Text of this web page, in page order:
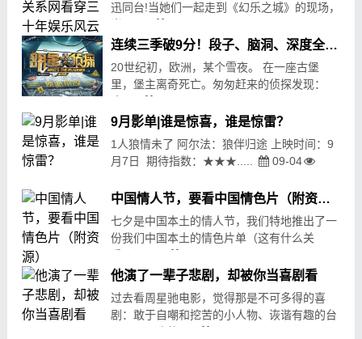
迅同台!当她们一起走到《幻乐之城》的现场，
连续三季破9分！段子、脑洞、深度全都有，这国产综艺果然不简单…
20世纪初，欧洲，某个雪夜。 在一座古堡
里，堡主离奇死亡。匆匆赶来的侦探发现：
9月影单|谁是惊喜，谁是惊雷？
1人狼情未了 阿尔法：狼伴归途 上映时间：9
月7日 期待指数：★★★.....
09-04
中国情人节，要看中国情色片（附资源）
七夕是中国本土的情人节，我们特地推出了一
份我们中国本土的情色片单（这有什么关
他演了一辈子悲剧，却被你当喜剧看
过去看周星驰电影，觉得那是不可多得的喜
剧：敢于自嘲和挖苦的小人物、诙谐有趣的台